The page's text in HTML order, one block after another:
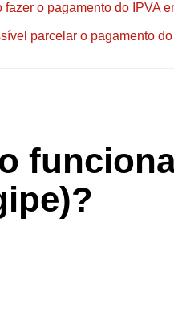
fazer o pagamento do IPVA
parcelar o pagamento